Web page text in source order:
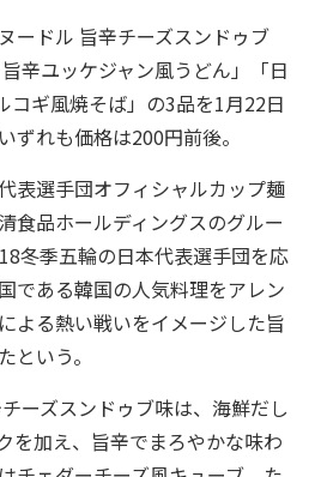
ードル 旨辛チーズスンドゥブ
辛ユッケジャン風うどん」「日
コギ風焼そば」の3品を1月22日
ずれも価格は200円前後。
表選手団オフィシャルカップ麺
食品ホールディングスのグルー
冬季五輪の日本代表選手団を応
である韓国の人気料理をアレン
よる熱い戦いをイメージした旨
という。
ーズスンドゥブ味は、海鮮だし
を加え、旨辛でまろやかな味わ